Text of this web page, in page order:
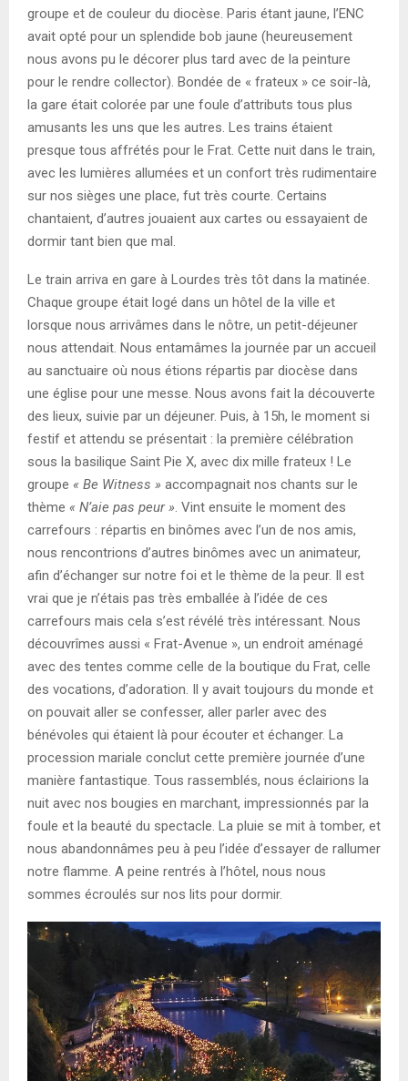
groupe et de couleur du diocèse. Paris étant jaune, l’ENC
avait opté pour un splendide bob jaune (heureusement
nous avons pu le décorer plus tard avec de la peinture
pour le rendre collector). Bondée de « frateux » ce soir-là,
la gare était colorée par une foule d’attributs tous plus
amusants les uns que les autres. Les trains étaient
presque tous affrétés pour le Frat. Cette nuit dans le train,
avec les lumières allumées et un confort très rudimentaire
sur nos sièges une place, fut très courte. Certains
chantaient, d’autres jouaient aux cartes ou essayaient de
dormir tant bien que mal.
Le train arriva en gare à Lourdes très tôt dans la matinée.
Chaque groupe était logé dans un hôtel de la ville et
lorsque nous arrivâmes dans le nôtre, un petit-déjeuner
nous attendait. Nous entamâmes la journée par un accueil
au sanctuaire où nous étions répartis par diocèse dans
une église pour une messe. Nous avons fait la découverte
des lieux, suivie par un déjeuner. Puis, à 15h, le moment si
festif et attendu se présentait : la première célébration
sous la basilique Saint Pie X, avec dix mille frateux ! Le
groupe « Be Witness » accompagnait nos chants sur le
thème « N’aie pas peur » . Vint ensuite le moment des
carrefours : répartis en binômes avec l’un de nos amis,
nous rencontrions d’autres binômes avec un animateur,
afin d’échanger sur notre foi et le thème de la peur. Il est
vrai que je n’étais pas très emballée à l’idée de ces
carrefours mais cela s’est révélé très intéressant. Nous
découvrîmes aussi « Frat-Avenue », un endroit aménagé
avec des tentes comme celle de la boutique du Frat, celle
des vocations, d’adoration. Il y avait toujours du monde et
on pouvait aller se confesser, aller parler avec des
bénévoles qui étaient là pour écouter et échanger. La
procession mariale conclut cette première journée d’une
manière fantastique. Tous rassemblés, nous éclairions la
nuit avec nos bougies en marchant, impressionnés par la
foule et la beauté du spectacle. La pluie se mit à tomber, et
nous abandonnâmes peu à peu l’idée d’essayer de rallumer
notre flamme. A peine rentrés à l’hôtel, nous nous
sommes écroulés sur nos lits pour dormir.